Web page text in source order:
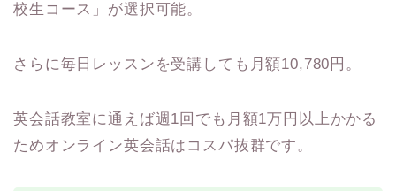
校生コース」が選択可能。
さらに毎日レッスンを受講しても月額10,780円。
英会話教室に通えば週1回でも月額1万円以上かかる
ためオンライン英会話はコスパ抜群です。